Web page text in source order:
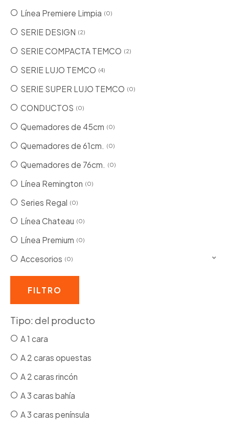
Línea Premiere Limpia 0
SERIE DESIGN 2
SERIE COMPACTA TEMCO 2
SERIE LUJO TEMCO 4
SERIE SUPER LUJO TEMCO 0
CONDUCTOS 0
Quemadores de 45cm 0
Quemadores de 61cm. 0
Quemadores de 76cm. 0
Línea Remington 0
Series Regal 0
Línea Chateau 0
Línea Premium 0
Accesorios 0
FILTRO
Tipo: del producto
A 1 cara
A 2 caras opuestas
A 2 caras rincón
A 3 caras bahía
A 3 caras península